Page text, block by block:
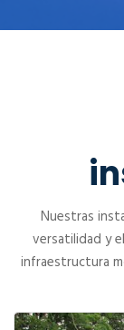
Nuestras
versatilidad y
infraestructura